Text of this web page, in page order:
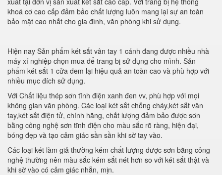
khoá cơ cao cấp đảm bảo chất lượng luôn mang lại sự an toàn
bảo mật cao nhất cho gia đình, văn phòng khi sử dụng.
Hiện nay Sản phẩm két sắt vân tay 1 cánh đang được nhiều nhà
máy xí nghiệp chọn mua để trang bị sử dụng cho mình. Sản
phẩm két sắt 1 cửa đem lại hiệu quả an toàn cao và phù hợp với
nhiều mục đích sử dụng.
Với Chất liệu thép sơn tĩnh điện xanh đen vv, phù hợp với mọi
không gian văn phòng. Các loại két sắt chống cháy,két sắt vân
tay,két sắt điện tử, chính hãng, chất lượng đảm bảo được sơn
bằng công nghệ sơn tĩnh điện cho màu sắc rõ ràng, hiện đại,
bóng đẹp và tạo cảm giác sần sần khi sờ tay vào.
Các loại két làm giả thường kém chất lượng được sơn bằng công
nghệ thường nên màu sắc kém sắt nét hơn so với két sắt thật và
khi sờ vào có cảm giác nhẵn, mịn.